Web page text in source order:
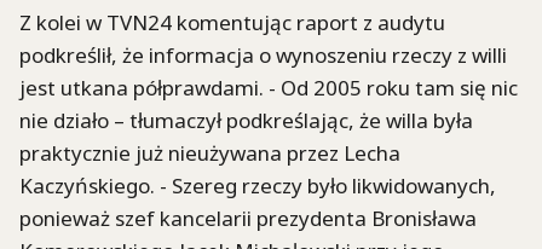
Z kolei w TVN24 komentując raport z audytu
podkreślił, że informacja o wynoszeniu rzeczy z willi
jest utkana półprawdami. - Od 2005 roku tam się nic
nie działo – tłumaczył podkreślając, że willa była
praktycznie już nieużywana przez Lecha
Kaczyńskiego. - Szereg rzeczy było likwidowanych,
ponieważ szef kancelarii prezydenta Bronisława